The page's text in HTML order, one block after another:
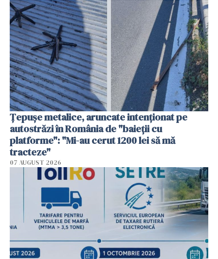
Țepușe metalice, aruncate intenționat pe
autostrăzi în România de "baieții cu
platforme": "Mi-au cerut 1200 lei să mă
tracteze"
07 AUGUST 2026